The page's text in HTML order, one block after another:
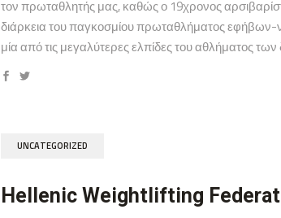
τον πρωταθλητής μας, καθώς ο 19χρονος
διάρκεια του παγκοσμίου πρωταθλήματος εφήβων-
μία από τις μεγαλύτερες ελπίδες του αθλήματος
UNCATEGORIZED
Hellenic Weightlifting